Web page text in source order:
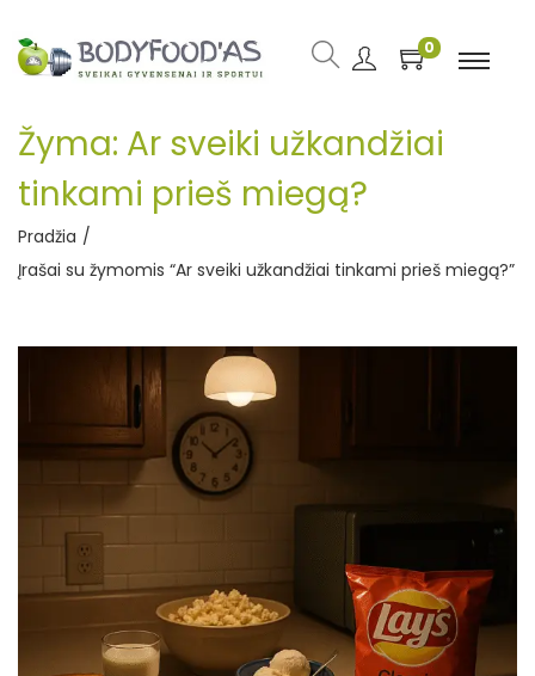
0
Žyma: Ar sveiki užkandžiai
tinkami prieš miegą?
Pradžia /
Įrašai su žymomis “Ar sveiki užkandžiai tinkami prieš miegą?”